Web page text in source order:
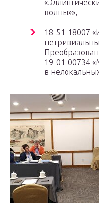
волны»»,
18-51-18007
19-01-00734
в